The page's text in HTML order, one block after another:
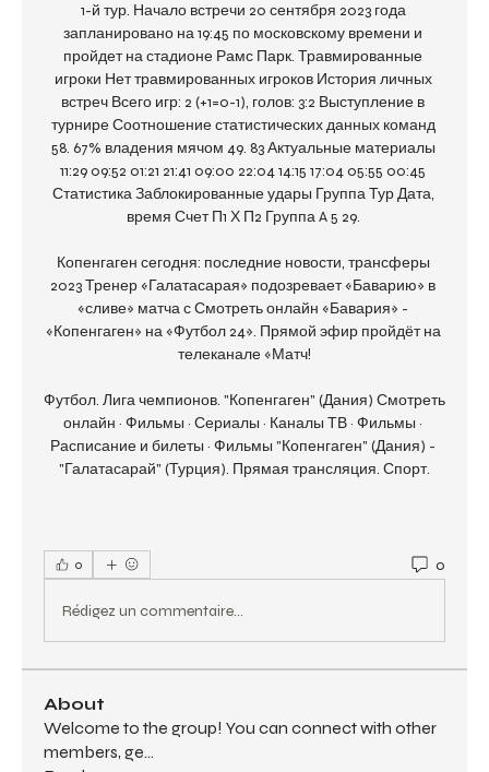
1-й тур. Начало встречи 20 сентября 2023 года
запланировано на 19:45 по московскому времени и
пройдет на стадионе Рамс Парк. Травмированные
игроки Нет травмированных игроков История личных
встреч Всего игр: 2 (+1=0-1), голов: 3:2 Выступление в
турнире Соотношение статистических данных команд
58. 67% владения мячом 49. 83 Актуальные материалы
11:29 09:52 01:21 21:41 09:00 22:04 14:15 17:04 05:55 00:45
Статистика Заблокированные удары Группа Тур Дата,
время Счет П1 Х П2 Группа A 5 29.
Копенгаген сегодня: последние новости, трансферы
2023 Тренер «Галатасарая» подозревает «Баварию» в
«сливе» матча с Смотреть онлайн «Бавария» -
«Копенгаген» на «Футбол 24». Прямой эфир пройдёт на
телеканале «Матч!
Футбол. Лига чемпионов. "Копенгаген" (Дания) Смотреть
онлайн · Фильмы · Сериалы · Каналы ТВ · Фильмы ·
Расписание и билеты · Фильмы "Копенгаген" (Дания) -
"Галатасарай" (Турция). Прямая трансляция. Спорт.
0 0
Rédigez un commentaire...
About
Welcome to the group! You can connect with other
members, ge...